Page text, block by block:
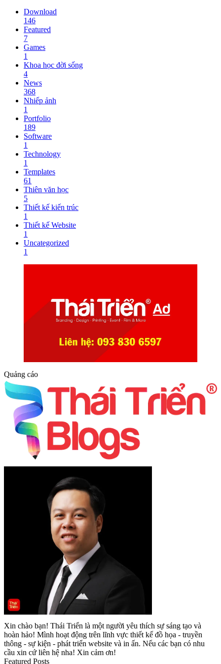
Download
146
Featured
7
Games
1
Khoa học đời sống
4
News
368
Nhiếp ảnh
1
Portfolio
189
Software
1
Technology
1
Templates
61
Thiên văn học
5
Thiết kế kiến trúc
1
Thiết kế Website
1
Uncategorized
1
Quảng cáo
Xin chào bạn! Thái Triển là một người yêu thích sự sáng tạo và
hoàn hảo! Mình hoạt động trên lĩnh vực thiết kế đồ họa - truyền
thông - sự kiện - phát triển website và in ấn. Nếu các bạn có nhu
cầu xin cứ liên hệ nha! Xin cảm ơn!
Featured Posts